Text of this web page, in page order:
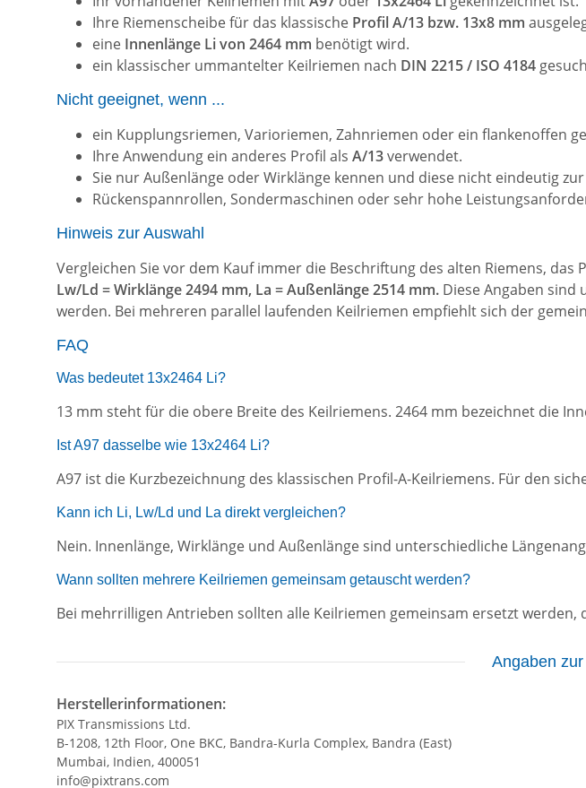
Ihre Riemenscheibe für das klassische Profil A/13 bzw. 13x8 mm
eine Innenlänge Li von 2464 mm benötigt wird.
ein klassischer ummantelter Keilriemen nach DIN 2215 / ISO 4184
Nicht geeignet, wenn ...
ein Kupplungsriemen, Varioriemen, Zahnriemen oder ein flankenoffen
Ihre Anwendung ein anderes Profil als A/13verwendet.
Sie nur Außenlänge oder Wirklänge kennen und diese nicht eindeutig
Rückenspannrollen, Sondermaschinen oder sehr hohe
Hinweis zur Auswahl
Vergleichen Sie vor dem Kauf immer die Beschriftung des alten Riemens,
Lw/Ld = Wirklänge 2494 mm, La = Außenlänge 2514 mm. Diese Angaben
werden. Bei mehreren parallel laufenden Keilriemen empfiehlt sich der
FAQ
Was bedeutet 13x2464 Li?
13 mm steht für die obere Breite des Keilriemens. 2464 mm bezeichnet die
Ist A97 dasselbe wie 13x2464 Li?
A97 ist die Kurzbezeichnung des klassischen Profil-A-Keilriemens. Für den
Kann ich Li, Lw/Ld und La direkt vergleichen?
Nein. Innenlänge, Wirklänge und Außenlänge sind unterschiedliche
Wann sollten mehrere Keilriemen gemeinsam getauscht werden?
Bei mehrrilligen Antrieben sollten alle Keilriemen gemeinsam ersetzt
Angaben
Herstellerinformationen:
PIX Transmissions Ltd.
B-1208, 12th Floor, One BKC, Bandra-Kurla Complex, Bandra (East)
Mumbai, Indien, 400051
info@pixtrans.com